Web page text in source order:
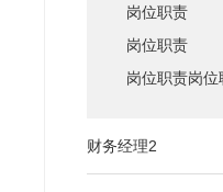
岗位职责
岗位职责
岗位职责岗
财务经理2